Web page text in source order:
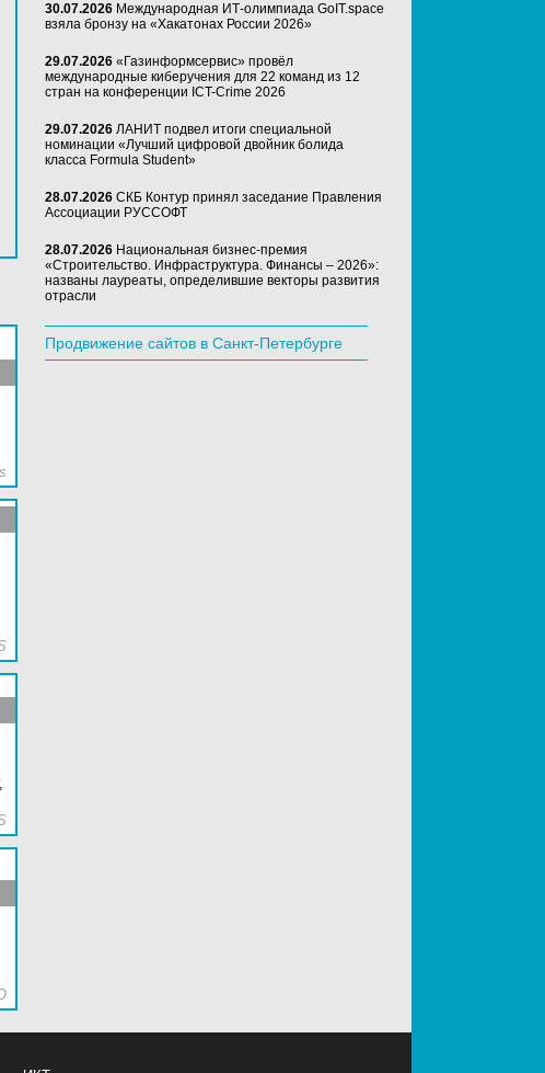
30.07.2026 Международная ИТ-олимпиада GoIT.space
взяла бронзу на «Хакатонах России 2026»
29.07.2026 «Газинформсервис» провёл
международные киберучения для 22 команд из 12
стран на конференции ICT-Crime 2026
29.07.2026 ЛАНИТ подвел итоги специальной
номинации «Лучший цифровой двойник болида
класса Formula Student»
28.07.2026 СКБ Контур принял заседание Правления
Ассоциации РУССОФТ
28.07.2026 Национальная бизнес-премия
«Строительство. Инфраструктура. Финансы – 2026»:
названы лауреаты, определившие векторы развития
отрасли
Продвижение сайтов в Санкт-Петербурге